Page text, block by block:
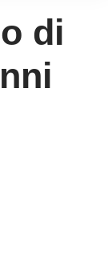
di